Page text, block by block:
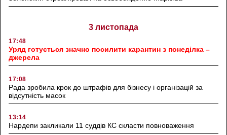
3 листопада
17:48
Уряд готується значно посилити карантин з понеділка –
джерела
17:08
Рада зробила крок до штрафів для бізнесу і організацій за
відсутність масок
13:14
Нардепи закликали 11 суддів КС скласти повноваження